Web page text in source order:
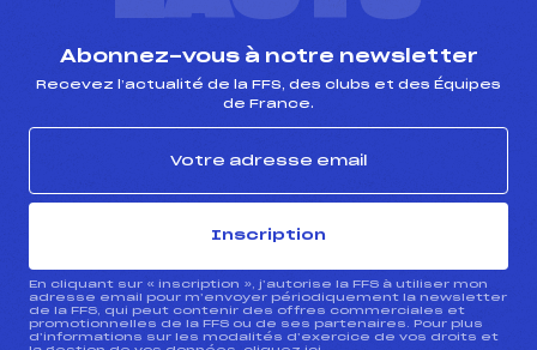
Abonnez-vous à notre newsletter
Recevez l’actualité de la FFS, des clubs et des Équipes
de France.
Inscription
En cliquant sur « inscription », j’autorise la FFS à utiliser mon
adresse email pour m’envoyer périodiquement la newsletter
de la FFS, qui peut contenir des offres commerciales et
promotionnelles de la FFS ou de ses partenaires. Pour plus
d’informations sur les modalités d’exercice de vos droits et